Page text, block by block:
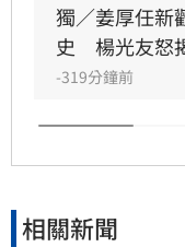
字長文談「邏
明，但被外界
人，強調兩人感
也依然深愛，
情，因學歷疑雲
討論焦點。
獨／姜厚任新
史　楊光友怒
-319分鐘前
相關新聞